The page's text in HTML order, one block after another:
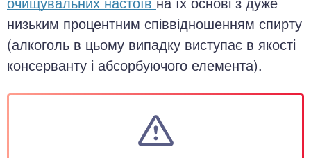
низьким процентним співвідношенням спирту
(алкоголь в цьому випадку виступає в якості
консерванту і абсорбуючого елемента).